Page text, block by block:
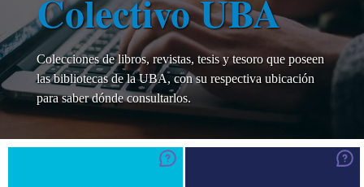
Colectivo UBA
Colecciones de libros, revistas, tesis y tesoro que poseen
las bibliotecas de la UBA, con su respectiva ubicación
para saber dónde consultarlos.